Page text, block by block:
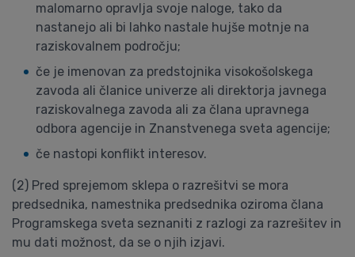
malomarno opravlja svoje naloge, tako da
nastanejo ali bi lahko nastale hujše motnje na
raziskovalnem področju;
če je imenovan za predstojnika visokošolskega
zavoda ali članice univerze ali direktorja javnega
raziskovalnega zavoda ali za člana upravnega
odbora agencije in Znanstvenega sveta agencije;
če nastopi konflikt interesov.
(2) Pred sprejemom sklepa o razrešitvi se mora
predsednika, namestnika predsednika oziroma člana
Programskega sveta seznaniti z razlogi za razrešitev in
mu dati možnost, da se o njih izjavi.